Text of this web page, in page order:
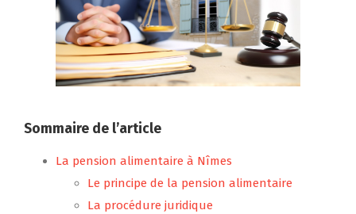
Sommaire de l’article
La pension alimentaire à Nîmes
Le principe de la pension alimentaire
La procédure juridique